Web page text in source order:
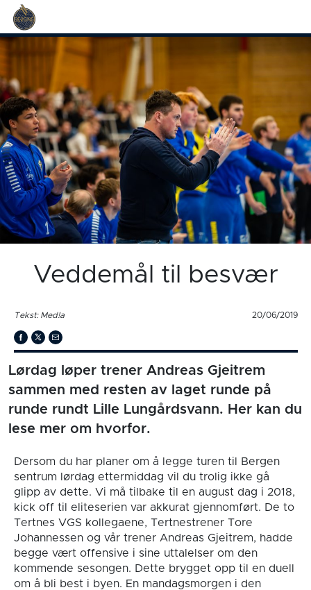
Veddemål til besvær
Tekst: Med!a 20/06/2019
Lørdag løper trener Andreas Gjeitrem
sammen med resten av laget runde på
runde rundt Lille Lungårdsvann. Her kan du
lese mer om hvorfor.
Dersom du har planer om å legge turen til Bergen
sentrum lørdag ettermiddag vil du trolig ikke gå
glipp av dette. Vi må tilbake til en august dag i 2018,
kick off til eliteserien var akkurat gjennomført. De to
Tertnes VGS kollegaene, Tertnestrener Tore
Johannessen og vår trener Andreas Gjeitrem, hadde
begge vært offensive i sine uttalelser om den
kommende sesongen. Dette brygget opp til en duell
om å bli best i byen. En mandagsmorgen i den